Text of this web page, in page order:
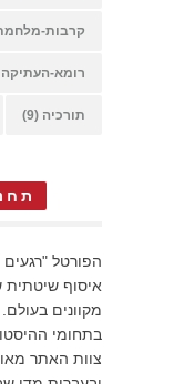
קרבות-
רומא-העתיקה
תורכיה (9)
הפורטל
איסוף שיטתית
מקוונים
בתחומי
צוות האתר